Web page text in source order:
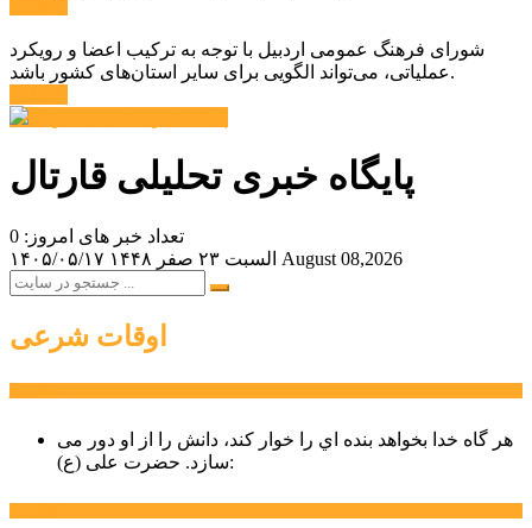
شورای فرهنگ عمومی اردبیل با توجه به ترکیب اعضا و رویکرد
عملیاتی، می‌تواند الگویی برای سایر استان‌های کشور باشد.
پایگاه خبری تحلیلی قارتال
تعداد خبر های امروز: 0
۱۴۰۵/۰۵/۱۷
السبت ۲۳ صفر ۱۴۴۸ August 08,2026
اوقات شرعی
هر گاه خدا بخواهد بنده اي را خوار كند، دانش را از او دور می
سازد.حضرت علی (ع):